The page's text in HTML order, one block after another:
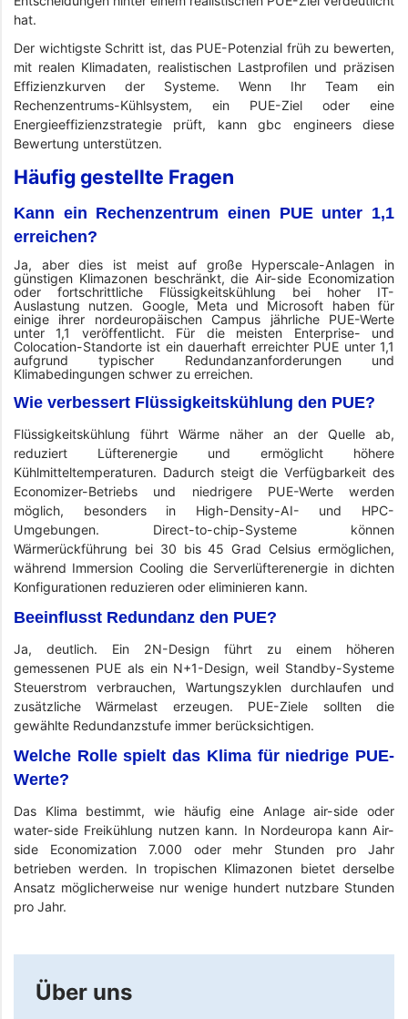
hat.
Der wichtigste Schritt ist, das PUE-Potenzial früh zu bewerten,
mit realen Klimadaten, realistischen Lastprofilen und präzisen
Effizienzkurven der Systeme. Wenn Ihr Team ein
Rechenzentrums-Kühlsystem, ein PUE-Ziel oder eine
Energieeffizienzstrategie prüft, kann gbc engineers diese
Bewertung unterstützen.
Häufig gestellte Fragen
Kann ein Rechenzentrum einen PUE unter 1,1
erreichen?
Ja, aber dies ist meist auf große Hyperscale-Anlagen in
günstigen Klimazonen beschränkt, die Air-side Economization
oder fortschrittliche Flüssigkeitskühlung bei hoher IT-
Auslastung nutzen. Google, Meta und Microsoft haben für
einige ihrer nordeuropäischen Campus jährliche PUE-Werte
unter 1,1 veröffentlicht. Für die meisten Enterprise- und
Colocation-Standorte ist ein dauerhaft erreichter PUE unter 1,1
aufgrund typischer Redundanzanforderungen und
Klimabedingungen schwer zu erreichen.
Wie verbessert Flüssigkeitskühlung den PUE?
Flüssigkeitskühlung führt Wärme näher an der Quelle ab,
reduziert Lüfterenergie und ermöglicht höhere
Kühlmitteltemperaturen. Dadurch steigt die Verfügbarkeit des
Economizer-Betriebs und niedrigere PUE-Werte werden
möglich, besonders in High-Density-AI- und HPC-
Umgebungen. Direct-to-chip-Systeme können
Wärmerückführung bei 30 bis 45 Grad Celsius ermöglichen,
während Immersion Cooling die Serverlüfterenergie in dichten
Konfigurationen reduzieren oder eliminieren kann.
Beeinflusst Redundanz den PUE?
Ja, deutlich. Ein 2N-Design führt zu einem höheren
gemessenen PUE als ein N+1-Design, weil Standby-Systeme
Steuerstrom verbrauchen, Wartungszyklen durchlaufen und
zusätzliche Wärmelast erzeugen. PUE-Ziele sollten die
gewählte Redundanzstufe immer berücksichtigen.
Welche Rolle spielt das Klima für niedrige PUE-
Werte?
Das Klima bestimmt, wie häufig eine Anlage air-side oder
water-side Freikühlung nutzen kann. In Nordeuropa kann Air-
side Economization 7.000 oder mehr Stunden pro Jahr
betrieben werden. In tropischen Klimazonen bietet derselbe
Ansatz möglicherweise nur wenige hundert nutzbare Stunden
pro Jahr.
Über uns